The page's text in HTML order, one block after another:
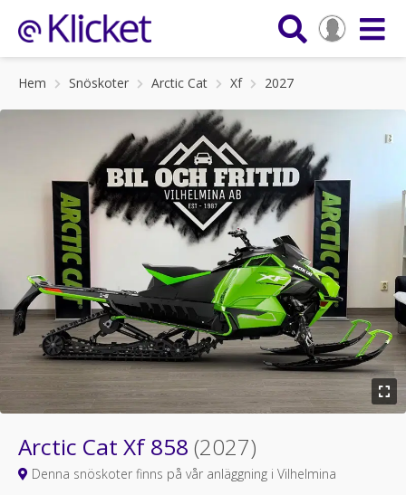
Hem Snöskoter Arctic Cat Xf 2027
Arctic Cat Xf 858 (2027)
Denna snöskoter finns på vår anläggning i Vilhelmina